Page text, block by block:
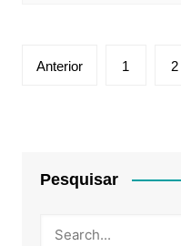
Paginação
Anterior 1 2
Pesquisar